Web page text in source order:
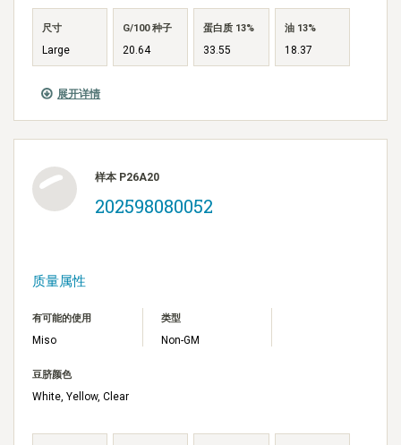
展开详情
尺寸
Large
G/100 种子
20.64
蛋白质 13%
33.55
油 13%
18.37
样本 P26A20
202598080052
质量属性
有可能的使用
Miso
类型
Non-GM
豆脐颜色
White, Yellow, Clear